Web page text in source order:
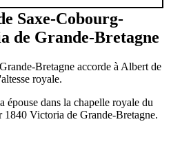
Saxe-Cobourg-
de Grande-Bretagne
Bretagne accorde à Albert de
royale.
dans la chapelle royale du
1840 Victoria de Grande-Bretagne.